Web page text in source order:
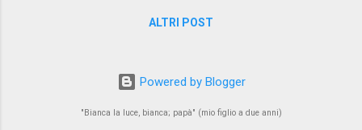
scientifica dell'esistenza del vuoto, ormai
enormi influssi sia in letteratura che nell'arte
definire come effetto dello stesso horror
ALTRI POST
Powered by Blogger
"Bianca la luce, bianca; papà" (mio figlio a due anni)